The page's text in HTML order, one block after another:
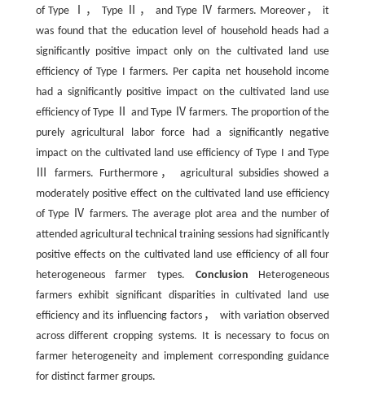
of Type Ⅰ， Type Ⅱ， and Type Ⅳ farmers. Moreover， it
was found that the education level of household heads had a
significantly positive impact only on the cultivated land use
efficiency of Type I farmers. Per capita net household income
had a significantly positive impact on the cultivated land use
efficiency of Type Ⅱ and Type Ⅳ farmers. The proportion of the
purely agricultural labor force had a significantly negative
impact on the cultivated land use efficiency of Type I and Type
Ⅲ farmers. Furthermore， agricultural subsidies showed a
moderately positive effect on the cultivated land use efficiency
of Type Ⅳ farmers. The average plot area and the number of
attended agricultural technical training sessions had significantly
positive effects on the cultivated land use efficiency of all four
heterogeneous farmer types. Conclusion Heterogeneous
farmers exhibit significant disparities in cultivated land use
efficiency and its influencing factors， with variation observed
across different cropping systems. It is necessary to focus on
farmer heterogeneity and implement corresponding guidance
for distinct farmer groups.